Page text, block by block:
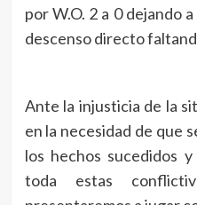
por W.O. 2 a 0 dejando
descenso directo
Ante la injusticia de la
en la necesidad de que
los hechos sucedidos
toda estas